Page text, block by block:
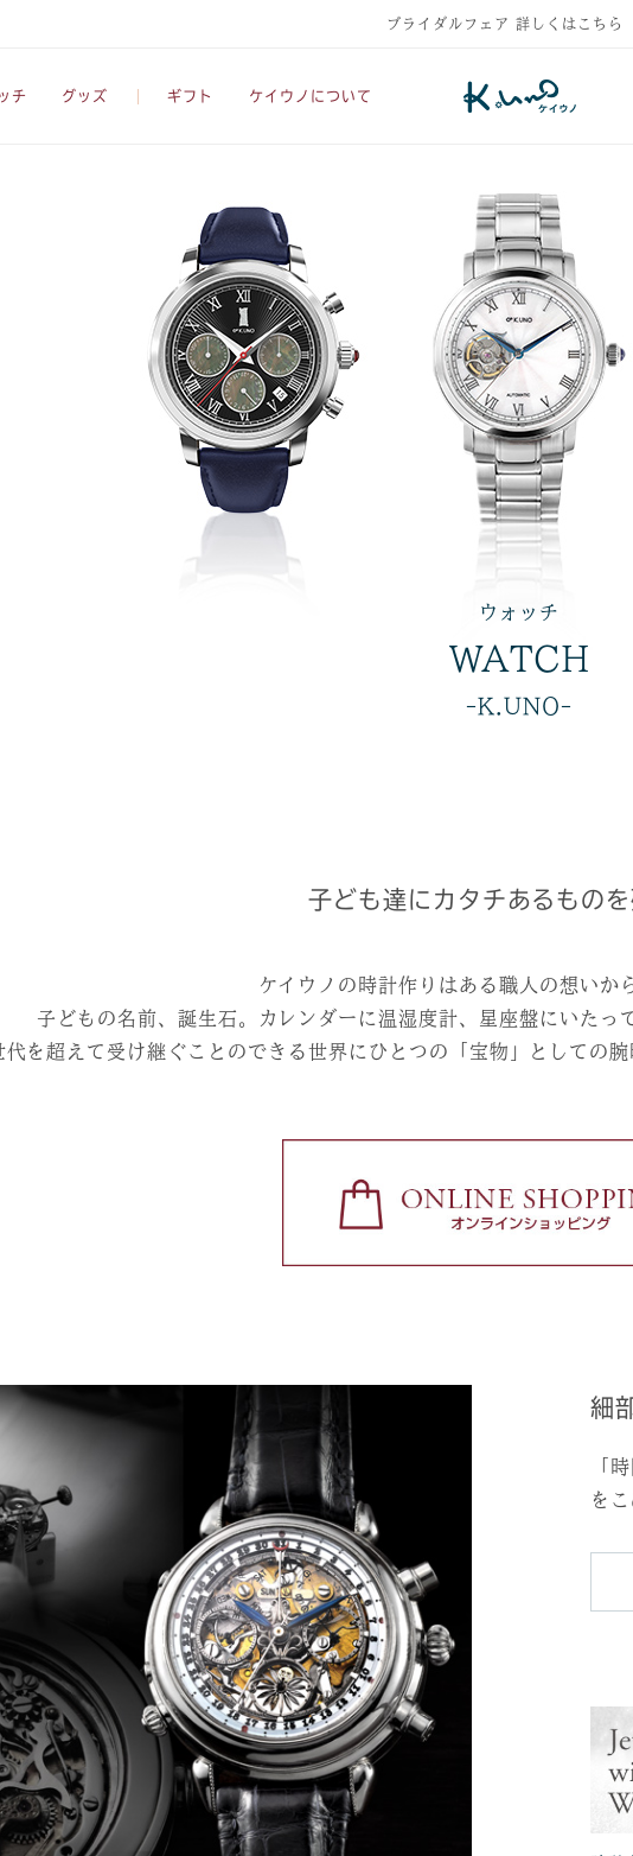
ブライダルフェア 詳しくはこちら
チ グッズ ギフト ケイウノについて
ウォッチ
WATCH
-K.UNO-
子ども達に カタチあるもの
ケイウノの時計作りはある職人の想いか
子どもの名前、誕生石。カレンダーに温湿度計、星座盤にいたっ
代を超えて受け継ぐことのできる世界にひとつの「宝物」としての
細
「
を